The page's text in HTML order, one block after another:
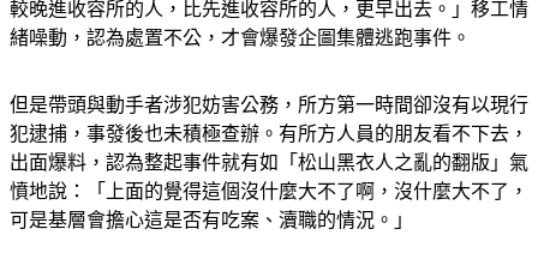
較晚進收容所的人，比先進收容所的人，更早出去。」移工情
緒噪動，認為處置不公，才會爆發企圖集體逃跑事件。
但是帶頭與動手者涉犯妨害公務，所方第一時間卻沒有以現行
犯逮捕，事發後也未積極查辦。有所方人員的朋友看不下去，
出面爆料，認為整起事件就有如「松山黑衣人之亂的翻版」氣
憤地說：「上面的覺得這個沒什麼大不了啊，沒什麼大不了，
可是基層會擔心這是否有吃案、瀆職的情況。」